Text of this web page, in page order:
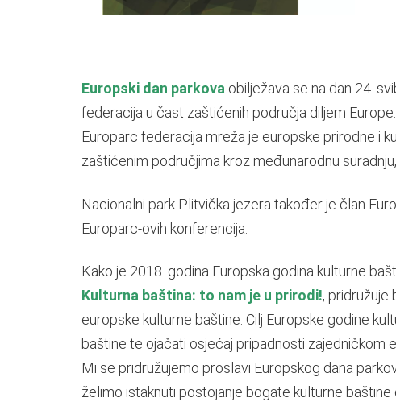
Europski dan parkova obilježava se na dan 24.
federacija u čast zaštićenih područja diljem Europe.
Europarc federacija mreža je europske prirodne i
zaštićenim područjima kroz međunarodnu
Nacionalni park Plitvička jezera također je član
Europarc-ovih konferencija.
Kako je 2018. godina Europska godina kulturne
Kulturna baština: to nam je u prirodi!, pridružuje
europske kulturne baštine. Cilj Europske godine
baštine te ojačati osjećaj pripadnosti zajedničkom
Mi se pridružujemo proslavi Europskog dana
želimo istaknuti postojanje bogate kulturne